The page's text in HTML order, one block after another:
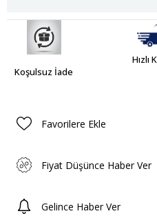
Koşulsuz İade
Hızlı
Favorilere Ekle
Fiyat Düşünce Haber Ver
Gelince Haber Ver